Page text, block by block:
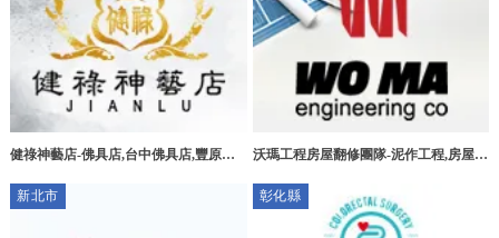
健祿神藝店-佛具店,台中佛具店,豐原佛
沃瑪工程房屋翻修團隊-泥作工程,房屋拆
新北市
彰化縣